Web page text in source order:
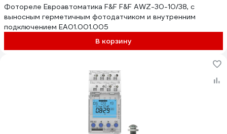
Фотореле Евроавтоматика F&F F&F AWZ-30-10/38, с
выносным герметичным фотодатчиком и внутренним
подключением EA01.001.005
В корзину